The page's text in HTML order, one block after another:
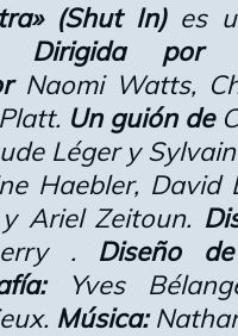
(Shut In)es
Dirigida por
Naomi Watts,
Un guión de
Léger y
Haebler, David
Ariel Zeitoun.
. Diseño
Yves
Música: